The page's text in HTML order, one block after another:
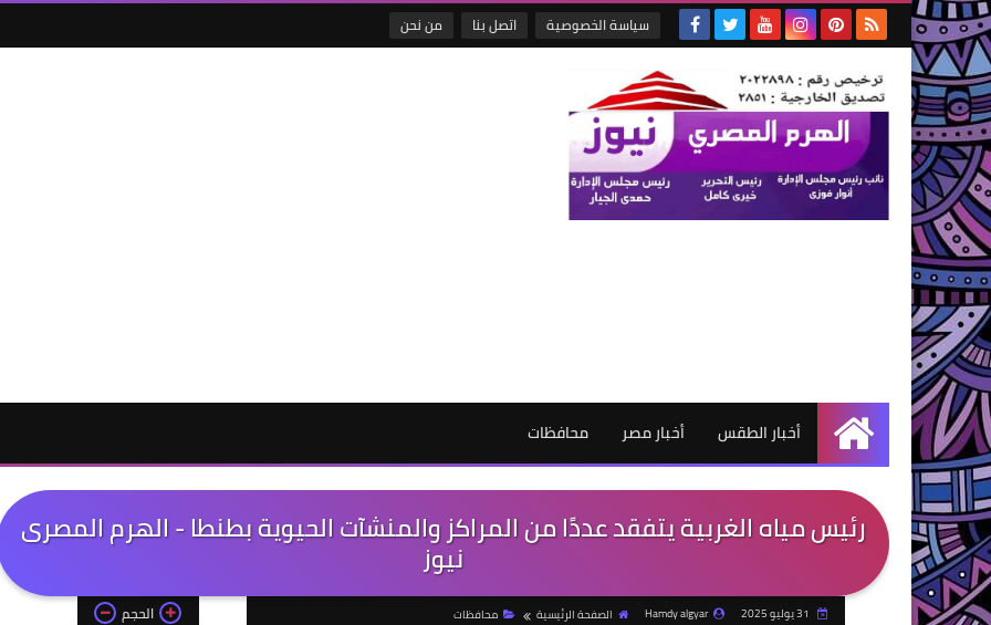
سياسة الخصوصية اتصل بنا من نحن
الرئيسية
أخبار الطقس أخبار مصر محافظات
رئيس مياه الغربية يتفقد عددًا من المراكز والمنشآت الحيوية بطنطا - الهرم المصرى
نيوز
Hamdy algyar الصفحة الرئيسية محافظات الحجم